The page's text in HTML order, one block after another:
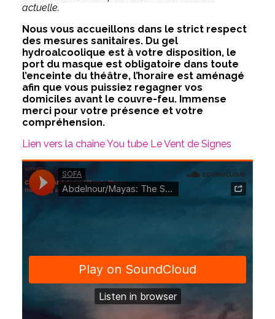
actuelle.
Nous vous accueillons dans le strict respect
des mesures sanitaires. Du gel
hydroalcoolique est à votre disposition, le
port du masque est obligatoire dans toute
l’enceinte du théâtre, l’horaire est aménagé
afin que vous puissiez regagner vos
domiciles avant le couvre-feu. Immense
merci pour votre présence et votre
compréhension.
Lien vers la chaîne You tube Le Vent de Signes